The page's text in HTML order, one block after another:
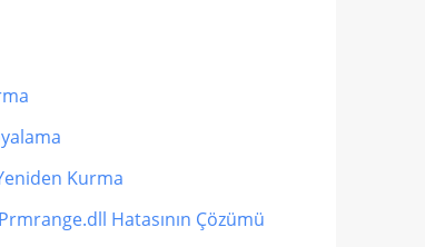
Kurma
Hatasının Çözümü